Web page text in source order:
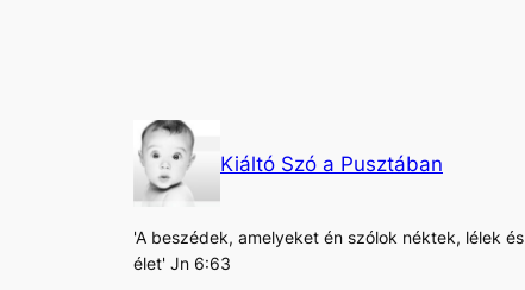
Kiáltó Szó a Pusztában
'A beszédek, amelyeket én szólok néktek, lélek és
élet' Jn 6:63